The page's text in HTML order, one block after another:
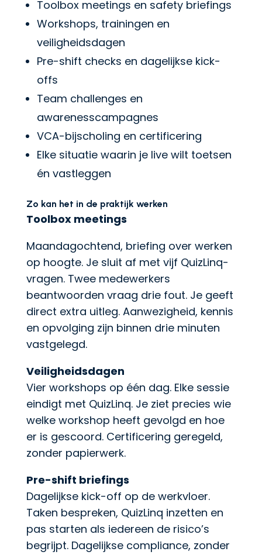
Toolbox meetings en safety briefings
Workshops, trainingen en
veiligheidsdagen
Pre-shift checks en dagelijkse kick-
offs
Team challenges en
awarenesscampagnes
VCA-bijscholing en certificering
Elke situatie waarin je live wilt toetsen
én vastleggen
Zo kan het in de praktijk werken
Toolbox meetings
Maandagochtend, briefing over werken
op hoogte. Je sluit af met vijf QuizLinq-
vragen. Twee medewerkers
beantwoorden vraag drie fout. Je geeft
direct extra uitleg. Aanwezigheid, kennis
en opvolging zijn binnen drie minuten
vastgelegd.
Veiligheidsdagen
Vier workshops op één dag. Elke sessie
eindigt met QuizLinq. Je ziet precies wie
welke workshop heeft gevolgd en hoe
er is gescoord. Certificering geregeld,
zonder papierwerk.
Pre-shift briefings
Dagelijkse kick-off op de werkvloer.
Taken bespreken, QuizLinq inzetten en
pas starten als iedereen de risico’s
begrijpt. Dagelijkse compliance, zonder